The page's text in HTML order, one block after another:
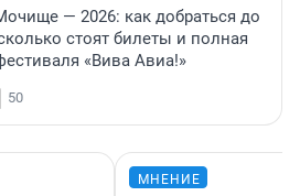
— 2026: как добраться до
стоят билеты и полная
«Вива Авиа!»
50
МНЕНИЕ